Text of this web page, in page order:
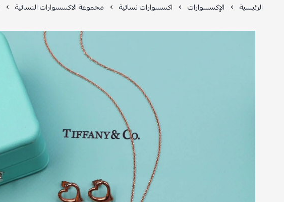
الرئيسية الإكسسوارات اكسسوارات نسائية مجموعة الاكسسوارات النسائية